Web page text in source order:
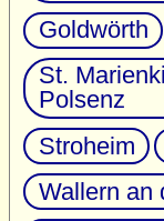
Goldwörth
St.
Polsenz
Stroheim
Wallern an